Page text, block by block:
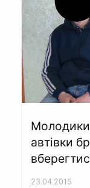
автівки
23.04.2015